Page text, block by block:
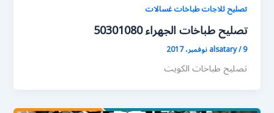
تصليح ثلاجات طباخات غسالات
تصليح طباخات الجهراء 50301080
alsatary/9 نوفمبر، 2017
تصليح طباخات الكويت